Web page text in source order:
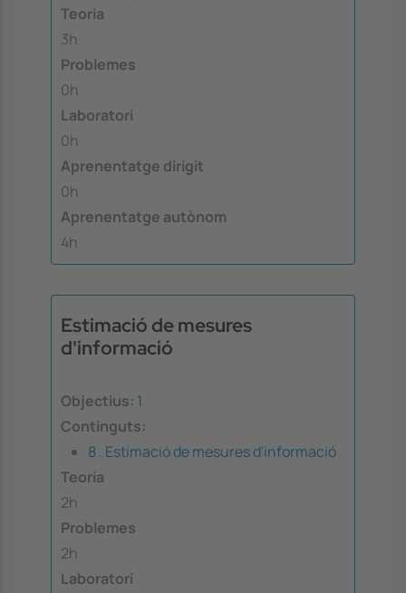
Teoria
3h
Problemes
0h
Laboratori
0h
Aprenentatge dirigit
0h
Aprenentatge autònom
4h
Estimació de mesures
d'informació
Objectius: 1
Continguts:
8 . Estimació de mesures d'informació
Teoria
2h
Problemes
2h
Laboratori